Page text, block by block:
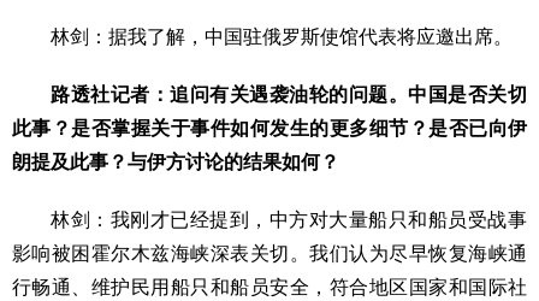
林剑：据我了解，中国驻俄罗斯使馆代表将应邀出席。
路透社记者：追问有关遇袭油轮的问题。中国是否关切
此事？是否掌握关于事件如何发生的更多细节？是否已向伊
朗提及此事？与伊方讨论的结果如何？
林剑：我刚才已经提到，中方对大量船只和船员受战事
影响被困霍尔木兹海峡深表关切。我们认为尽早恢复海峡通
行畅通、维护民用船只和船员安全，符合地区国家和国际社